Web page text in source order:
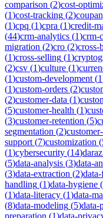
comparison (2)cost-
(1)cost-tracking (2)
(1)cpq (1)cpra (1)credit-
(44)crm-analytics (1)crm-
migration (2)cro (2)cross-
(1)cross-selling (1)
(2)csv (1)culture (1)
(1)custom-development (1
(1)custom-orders (2)
(2)customer-data (1)
(5)customer-health (1)
(3)customer-retention (5)
segmentation (2)
support (7)customization (
(1)cybersecurity (14)daraz
(5)data-analysis (3)data-
(3)data-extraction (2)
handling (1)data-hygiene (
(1)data-literacy (1)data-
(8)data-modeling (5)data-
preparation (1)data-